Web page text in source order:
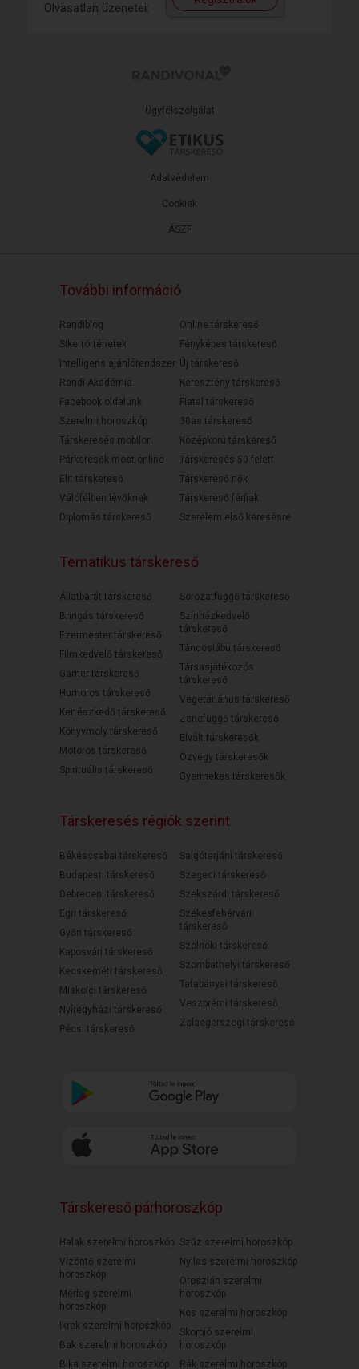
Olvasatlan üzenetei:
Ügyfélszolgálat
ÁSZF
Adatvédelem
Cookiek
További információ
Randiblog
Sikertörténetek
Intelligens ajánlórendszer
Randi Akadémia
Facebook oldalunk
Szerelmi horoszkóp
Társkeresés mobilon
Párkeresők most online
Elit társkereső
Válófélben lévőknek
Diplomás társkereső
Online társkereső
Fényképes társkereső
Új társkereső
Keresztény társkereső
Fiatal társkereső
30as társkereső
Középkorú társkereső
Társkeresés 50 felett
Társkereső nők
Társkereső férfiak
Szerelem első keresésre
Tematikus társkereső
Állatbarát társkereső
Bringás társkereső
Ezermester társkereső
Filmkedvelő társkereső
Gamer társkereső
Humoros társkereső
Kertészkedő társkereső
Könyvmoly társkereső
Motoros társkereső
Spirituális társkereső
Sorozatfüggő társkereső
Színházkedvelő
társkereső
Táncoslábú társkereső
Társasjátékozós
társkereső
Vegetáriánus társkereső
Zenefüggő társkereső
Elvált társkeresők
Özvegy társkeresők
Gyermekes társkeresők
Társkeresés régiók szerint
Békéscsabai társkereső
Budapesti társkereső
Debreceni társkereső
Egri társkereső
Győri társkereső
Kaposvári társkereső
Kecskeméti társkereső
Miskolci társkereső
Nyíregyházi társkereső
Pécsi társkereső
Salgótarjáni társkereső
Szegedi társkereső
Szekszárdi társkereső
Székesfehérvári
társkereső
Szolnoki társkereső
Szombathelyi társkereső
Tatabányai társkereső
Veszprémi társkereső
Zalaegerszegi társkereső
Társkereső párhoroszkóp
Halak szerelmi horoszkóp
Vízöntő szerelmi
horoszkóp
Mérleg szerelmi
horoszkóp
Ikrek szerelmi horoszkóp
Bak szerelmi horoszkóp
Bika szerelmi horoszkóp
Szűz szerelmi horoszkóp
Nyilas szerelmi horoszkóp
Oroszlán szerelmi
horoszkóp
Kos szerelmi horoszkóp
Skorpió szerelmi
horoszkóp
Rák szerelmi horoszkóp